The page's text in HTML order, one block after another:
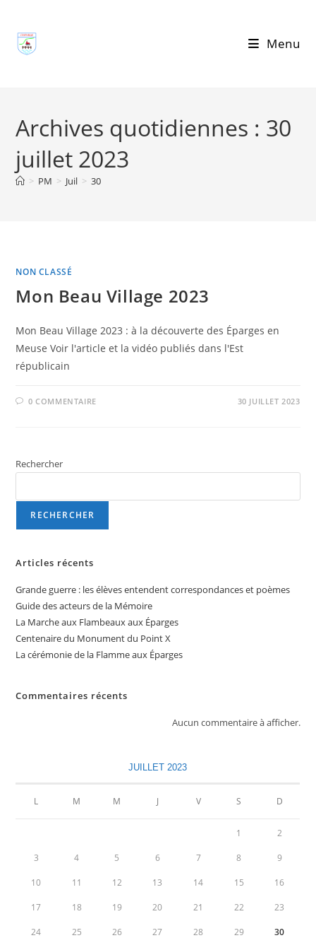
content
Menu
Archives quotidiennes : 30
juillet 2023
> PM > Juil > 30
NON CLASSÉ
Mon Beau Village 2023
Mon Beau Village 2023 : à la découverte des Éparges en
Meuse Voir l'article et la vidéo publiés dans l'Est
républicain
0 COMMENTAIRE 30 JUILLET 2023
Rechercher
RECHERCHER
Articles récents
Grande guerre : les élèves entendent correspondances et poèmes
Guide des acteurs de la Mémoire
La Marche aux Flambeaux aux Éparges
Centenaire du Monument du Point X
La cérémonie de la Flamme aux Éparges
Commentaires récents
Aucun commentaire à afficher.
JUILLET 2023
L M M J V S D
1 2
3 4 5 6 7 8 9
10 11 12 13 14 15 16
17 18 19 20 21 22 23
24 25 26 27 28 29 30